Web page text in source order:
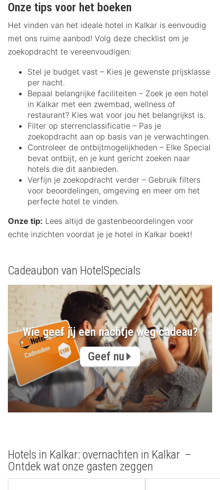
Onze tips voor het boeken
Het vinden van het ideale hotel in Kalkar is eenvoudig
met ons ruime aanbod! Volg deze checklist om je
zoekopdracht te vereenvoudigen:
Stel je budget vast – Kies je gewenste prijsklasse
per nacht.
Bepaal belangrijke faciliteiten – Zoek je een hotel
in Kalkar met een zwembad, wellness of
restaurant? Kies wat voor jou het belangrijkst is.
Filter op sterrenclassificatie – Pas je
zoekopdracht aan op basis van je verwachtingen.
Controleer de ontbijtmogelijkheden – Elke Special
bevat ontbijt, en je kunt gericht zoeken naar
hotels die dit aanbieden.
Verfijn je zoekopdracht verder – Gebruik filters
voor beoordelingen, omgeving en meer om het
perfecte hotel te vinden.
Onze tip: Lees altijd de gastenbeoordelingen voor
echte inzichten voordat je je hotel in Kalkar boekt!
Cadeaubon van HotelSpecials
Wie geef jij een nachtje weg cadeau?
Geef nu
Hotels in Kalkar: overnachten in Kalkar –
Ontdek wat onze gasten zeggen